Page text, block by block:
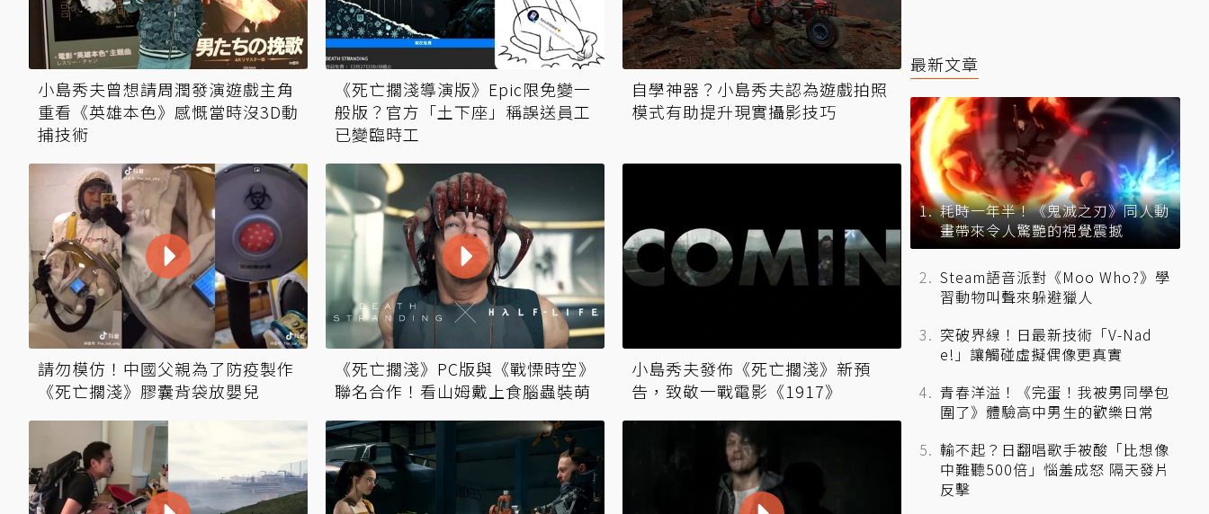
小島秀夫曾想請周潤發演遊戲主角
重看《英雄本色》感慨當時沒3D動
捕技術
《死亡擱淺導演版》Epic限免變一
般版？官方「土下座」稱誤送員工
已變臨時工
自學神器？小島秀夫認為遊戲拍照
模式有助提升現實攝影技巧
請勿模仿！中國父親為了防疫製作
《死亡擱淺》膠囊背袋放嬰兒
《死亡擱淺》PC版與《戰慄時空》
聯名合作！看山姆戴上食腦蟲裝萌
小島秀夫發佈《死亡擱淺》新預
告，致敬一戰電影《1917》
最新文章
耗時一年半！《鬼滅之刃》同人動
畫帶來令人驚艷的視覺震撼
Steam語音派對《Moo Who?》學
習動物叫聲來躲避獵人
突破界線！日最新技術「V-Nad
e!」讓觸碰虛擬偶像更真實
青春洋溢！《完蛋！我被男同學包
圍了》體驗高中男生的歡樂日常
輸不起？日翻唱歌手被酸「比想像
中難聽500倍」惱羞成怒 隔天發片
反擊